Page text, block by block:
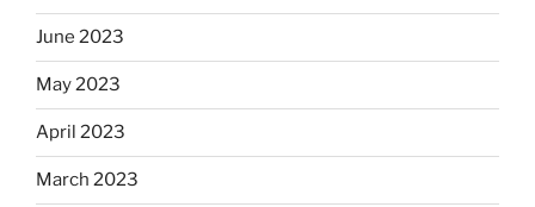
June 2023
May 2023
April 2023
March 2023